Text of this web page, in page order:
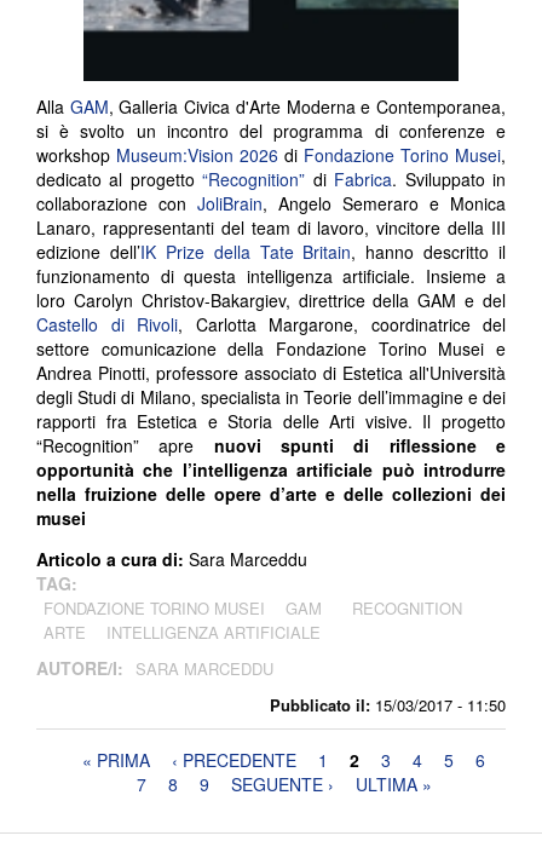
Pubblicato il: 15/03/2017 - 11:50
Alla GAM, Galleria Civica d'Arte Moderna e Contemporanea,
si è svolto un incontro del programma di conferenze e
workshop Museum:Vision 2026 di Fondazione Torino Musei,
dedicato al progetto“Recognition” di Fabrica. Sviluppato in
collaborazione con JoliBrain, Angelo Semeraro e Monica
Lanaro, rappresentanti del team di lavoro, vincitore della III
edizione dell’IK Prize della Tate Britain, hanno descritto il
funzionamento di questa intelligenza artificiale. Insieme a
loro Carolyn Christov-Bakargiev, direttrice della GAM e del
Castello di Rivoli, Carlotta Margarone, coordinatrice del
settore comunicazione della Fondazione Torino Musei e
Andrea Pinotti, professore associato di Estetica all'Università
degli Studi di Milano, specialista in Teorie dell’immagine e dei
rapporti fra Estetica e Storia delle Arti visive. Il progetto
“Recognition” apre nuovi spunti di riflessione e
opportunità che l’intelligenza artificiale può introdurre
nella fruizione delle opere d’arte e delle collezioni dei
musei
Articolo a cura di: Sara Marceddu
TAG:
FONDAZIONE TORINO MUSEI GAM
RECOGNITION
ARTE
INTELLIGENZA ARTIFICIALE
AUTORE/I: SARA MARCEDDU
Pagine« PRIMA ‹ PRECEDENTE 1 2 3 4 5
6
7
8 9 SEGUENTE › ULTIMA »